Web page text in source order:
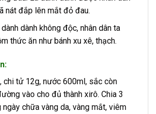
nát đắp lên mắt đỏ đau.
dành không độc, nhân dân ta
thức ăn như bánh xu xê, thạch.
chi tử 12g, nước 600ml, sắc còn
vào cho đủ thành xirô. Chia 3
ngày chữa vàng da, vàng mắt, viêm